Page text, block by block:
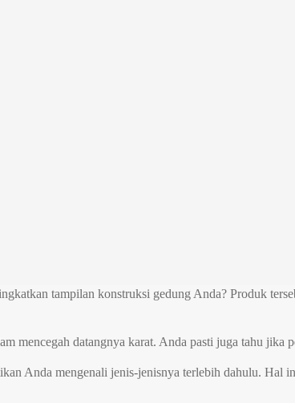
tampilan konstruksi gedung Anda? Produk
mencegah datangnya karat. Anda pasti juga tahu jika
Anda mengenali jenis-jenisnya terlebih dahulu. Hal